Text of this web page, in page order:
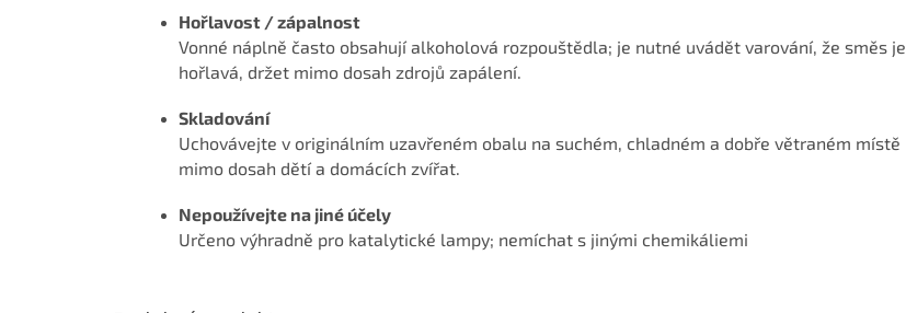
Hořlavost / zápalnost
Vonné náplně často obsahují alkoholová rozpouštědla; je nutné uvádět varování, že směs je
hořlavá, držet mimo dosah zdrojů zapálení.
Skladování
Uchovávejte v originálním uzavřeném obalu na suchém, chladném a dobře větraném místě
mimo dosah dětí a domácích zvířat.
Nepoužívejte na jiné účely
Určeno výhradně pro katalytické lampy; nemíchat s jinými chemikáliemi